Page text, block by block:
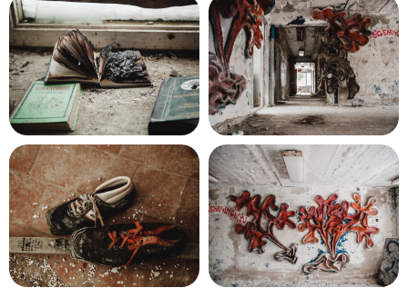
Наши походы подходят для любого
уровня.
Дополнительной подготовки не требуется.